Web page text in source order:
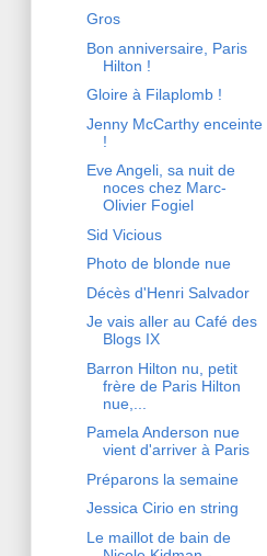
Gros
Bon anniversaire, Paris
Hilton !
Gloire à Filaplomb !
Jenny McCarthy enceinte
!
Eve Angeli, sa nuit de
noces chez Marc-
Olivier Fogiel
Sid Vicious
Photo de blonde nue
Décès d'Henri Salvador
Je vais aller au Café des
Blogs IX
Barron Hilton nu, petit
frère de Paris Hilton
nue,...
Pamela Anderson nue
vient d'arriver à Paris
Préparons la semaine
Jessica Cirio en string
Le maillot de bain de